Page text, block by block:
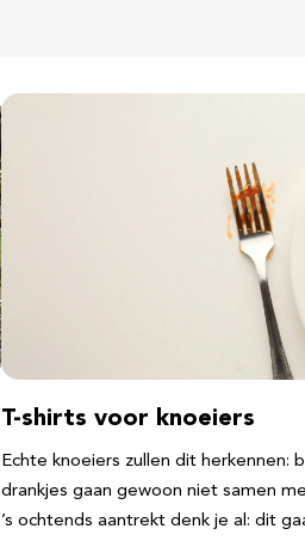
T-shirts voor knoeiers
Echte knoeiers zullen dit herkennen:
drankjes gaan gewoon niet samen
’s ochtends aantrekt denk je al: dit